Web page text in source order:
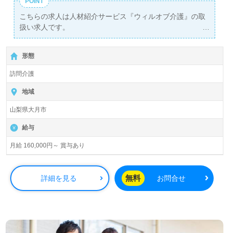
こちらの求人は人材紹介サービス『ウィルオブ介護』の取
扱い求人です。
詳細に関してお気軽にご相談ください♪
【無料】で皆さんの転職活動をサポートいたします。
形態
訪問介護
地域
山梨県大月市
給与
月給 160,000円～ 賞与あり
詳細を見る 無料 お問合せ